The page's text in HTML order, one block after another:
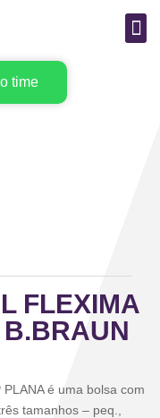
time
FLEXIMA
PLANA é uma bolsa com
tamanhos – peq.,